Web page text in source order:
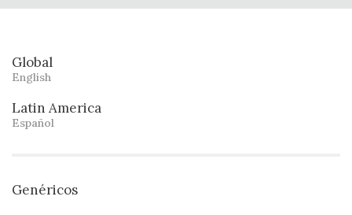
Global
English
Latin America
Español
Genéricos